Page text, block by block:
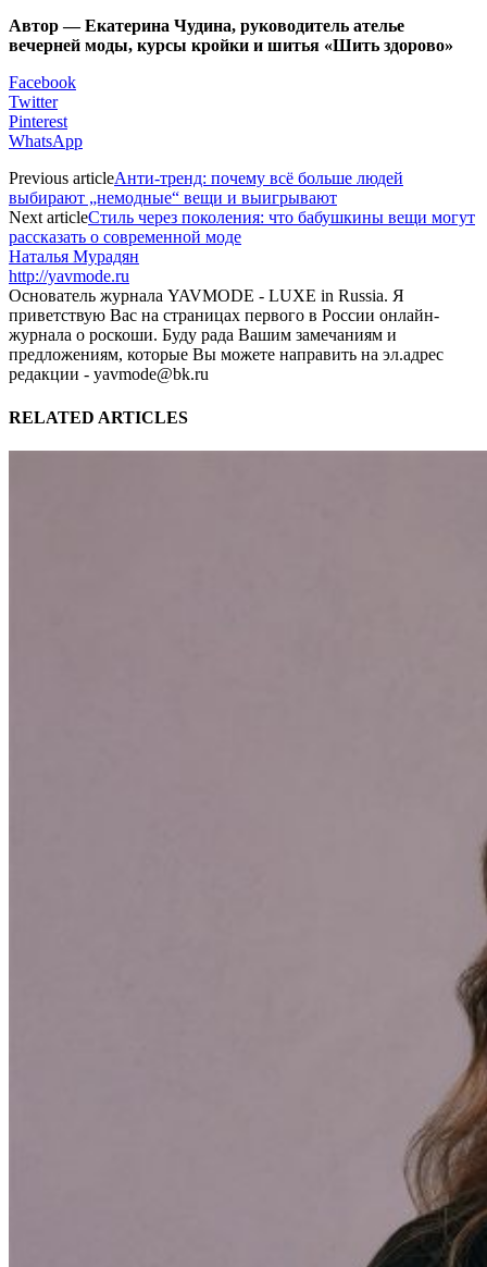
Автор — Екатерина Чудина, руководитель ателье
вечерней моды, курсы кройки и шитья «Шить здорово»
Facebook
Twitter
Pinterest
WhatsApp
Previous articleАнти‑тренд: почему всё больше людей
выбирают „немодные“ вещи и выигрывают
Next articleСтиль через поколения: что бабушкины вещи могут
рассказать о современной моде
Наталья Мурадян
http://yavmode.ru
Основатель журнала YAVMODE - LUXE in Russia. Я
приветствую Вас на страницах первого в России онлайн-
журнала о роскоши. Буду рада Вашим замечаниям и
предложениям, которые Вы можете направить на эл.адрес
редакции - yavmode@bk.ru
RELATED ARTICLES